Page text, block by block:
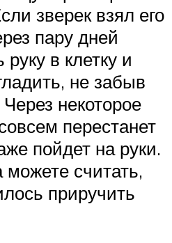
зверек взял его
пару дней
в клетку и
не забыв
некоторое
перестанет
пойдет на руки.
считать,
приручить